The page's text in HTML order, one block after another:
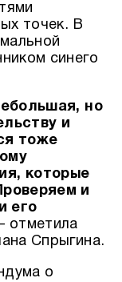
точек. В
синего
но
и
тоже
которые
Проверяем и
его
отметила
Спрыгина.
о